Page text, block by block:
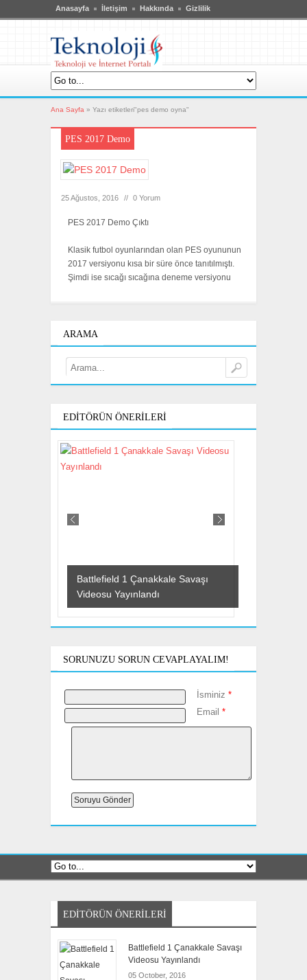
Anasayfa İletişim Hakkında Gizlilik
Ana Sayfa » Yazı etiketleri"pes demo oyna"
PES 2017 Demo
25 Ağustos, 2016 // 0 Yorum
PES 2017 Demo Çıktı
Klasik futbol oyunlarından olan PES oyununun
2017 versiyonu kısa bir süre önce tanıtılmıştı.
Şimdi ise sıcağı sıcağına deneme versiyonu
ARAMA
EDITÖRÜN ÖNERILERI
Battlefield 1 Çanakkale Savaşı
Videosu Yayınlandı
SORUNUZU SORUN CEVAPLAYALIM!
İsminiz *
Email *
EDITÖRÜN ÖNERILERI
Battlefield 1 Çanakkale Savaşı
Videosu Yayınlandı
05 October, 2016